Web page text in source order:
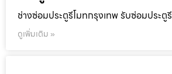
ช่างซ่อมประตูรีโมทกรุงเทพ รับซ่อมประตูรี
ดูเพิ่มเติม »